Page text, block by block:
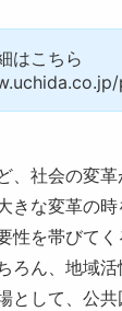
はこちら
、社会の変革
きな変革の時
性を帯びて
ろん、地域
として、公